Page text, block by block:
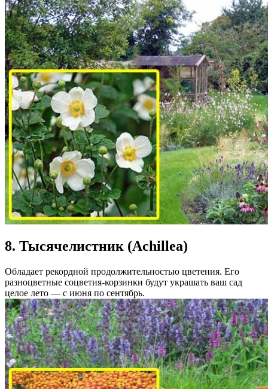
8. Тысячелистник (Achillea)
Обладает рекордной продолжительностью цветения. Его
разноцветные соцветия-корзинки будут украшать ваш сад
целое лето — с июня по сентябрь.